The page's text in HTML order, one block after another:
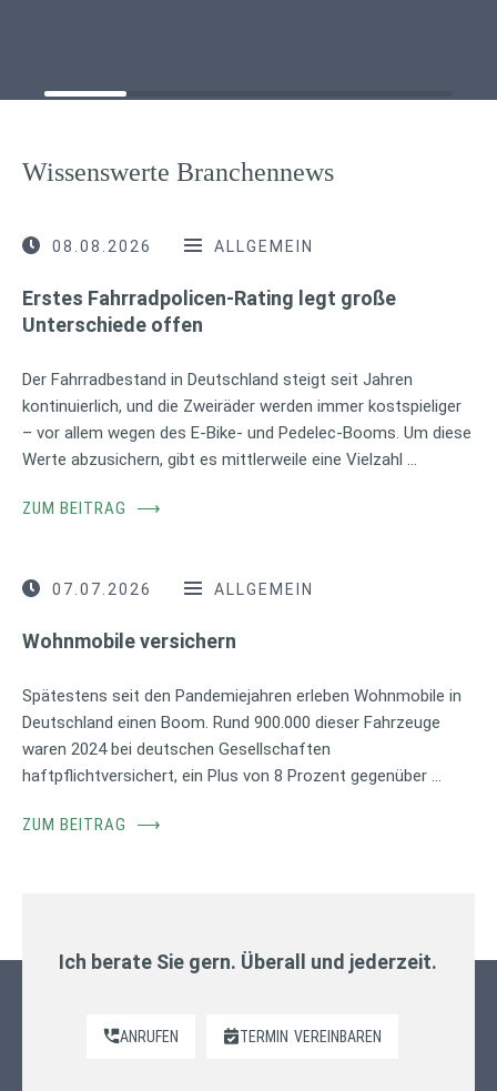
Wissenswerte Branchennews
08.08.2026 ALLGEMEIN
Erstes Fahrradpolicen-Rating legt große
Unterschiede offen
Der Fahrradbestand in Deutschland steigt seit Jahren
kontinuierlich, und die Zweiräder werden immer kostspieliger
– vor allem wegen des E-Bike- und Pedelec-Booms. Um diese
Werte abzusichern, gibt es mittlerweile eine Vielzahl …
ZUM BEITRAG ⟶
07.07.2026 ALLGEMEIN
Wohnmobile versichern
Spätestens seit den Pandemiejahren erleben Wohnmobile in
Deutschland einen Boom. Rund 900.000 dieser Fahrzeuge
waren 2024 bei deutschen Gesellschaften
haftpflichtversichert, ein Plus von 8 Prozent gegenüber …
ZUM BEITRAG ⟶
Ich berate Sie gern. Überall und jederzeit.
ANRUFEN TERMIN VEREINBAREN